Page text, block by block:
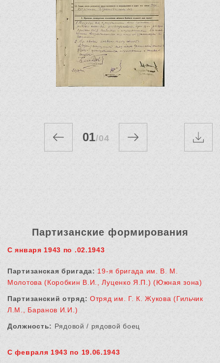
01/04
Партизанские формирования
С января 1943 по .02.1943
Партизанская бригада: 19-я бригада им. В. М.
Молотова (Коробкин В.И., Луценко Я.П.) (Южная зона)
Партизанский отряд: Отряд им. Г. К. Жукова (Гильчик
Л.М., Баранов И.И.)
Должность: Рядовой / рядовой боец
С февраля 1943 по 19.06.1943